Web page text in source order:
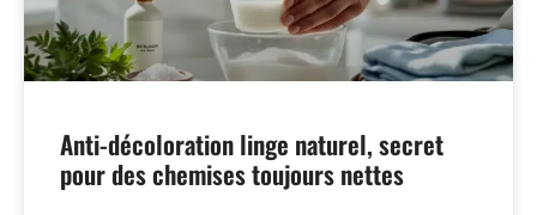
Anti-décoloration linge naturel, secret
pour des chemises toujours nettes